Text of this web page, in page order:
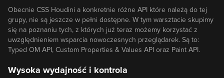
Obecnie CSS Houdini a konkretnie różne API które należą do tej
grupy, nie są jeszcze w pełni dostępne. W tym warsztacie skupimy
się na poznaniu tych, z których już teraz możemy korzystać z
uwzględnieniem wsparcia nowoczesnych przeglądarek. Są to:
Typed OM API, Custom Properties & Values API oraz Paint API.
Wysoka wydajność i kontrola